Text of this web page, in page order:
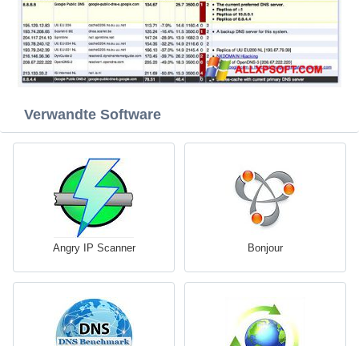
Verwandte Software
Angry IP Scanner Bonjour